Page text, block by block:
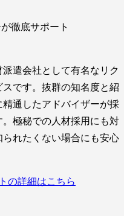
徹底サポート
遣会社として有名なリク
です。抜群の知名度と紹
通したアドバイザーが採
極秘での人材採用にも対
れたくない場合にも安心
の詳細はこちら